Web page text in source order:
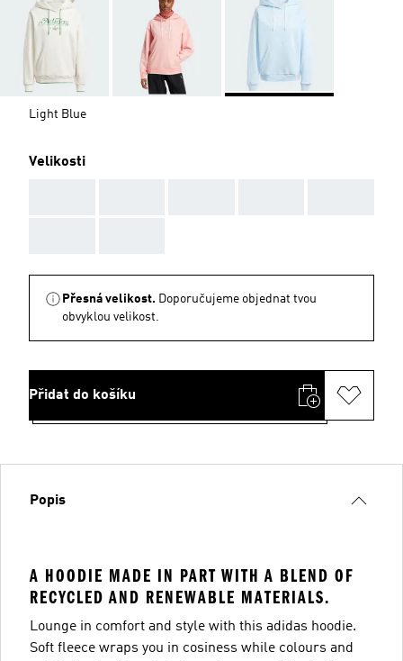
Light Blue
Velikosti
Přesná velikost. Doporučujeme objednat tvou
obvyklou velikost.
Přidat do košíku
Popis
A HOODIE MADE IN PART WITH A BLEND OF
RECYCLED AND RENEWABLE MATERIALS.
Lounge in comfort and style with this adidas hoodie.
Soft fleece wraps you in cosiness while colours and